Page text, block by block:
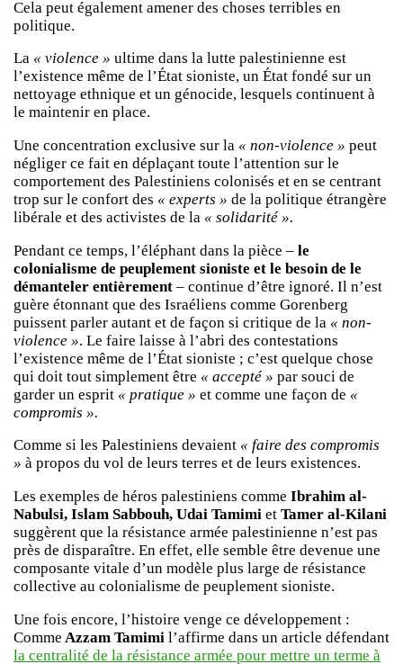
Cela peut également amener des choses terribles en
politique.
La « violence » ultime dans la lutte palestinienne est
l’existence même de l’État sioniste, un État fondé sur un
nettoyage ethnique et un génocide, lesquels continuent à
le maintenir en place.
Une concentration exclusive sur la « non-violence » peut
négliger ce fait en déplaçant toute l’attention sur le
comportement des Palestiniens colonisés et en se centrant
trop sur le confort des « experts » de la politique étrangère
libérale et des activistes de la « solidarité ».
Pendant ce temps, l’éléphant dans la pièce – le
colonialisme de peuplement sioniste et le besoin de le
démanteler entièrement – continue d’être ignoré. Il n’est
guère étonnant que des Israéliens comme Gorenberg
puissent parler autant et de façon si critique de la « non-
violence ». Le faire laisse à l’abri des contestations
l’existence même de l’État sioniste ; c’est quelque chose
qui doit tout simplement être « accepté » par souci de
garder un esprit « pratique » et comme une façon de «
compromis ».
Comme si les Palestiniens devaient « faire des compromis
» à propos du vol de leurs terres et de leurs existences.
Les exemples de héros palestiniens comme Ibrahim al-
Nabulsi, Islam Sabbouh, Udai Tamimi et Tamer al-Kilani
suggèrent que la résistance armée palestinienne n’est pas
près de disparaître. En effet, elle semble être devenue une
composante vitale d’un modèle plus large de résistance
collective au colonialisme de peuplement sioniste.
Une fois encore, l’histoire venge ce développement :
Comme Azzam Tamimi l’affirme dans un article défendant
la centralité de la résistance armée pour mettre un terme à